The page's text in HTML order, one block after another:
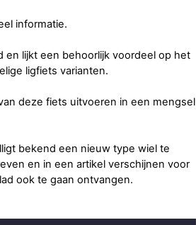
informatie.
en lijkt een behoorlijk voordeel op het
ligfiets varianten.
deze fiets uitvoeren in een mengsel
bekend een nieuw type wiel te
en in een artikel verschijnen voor
ook te gaan ontvangen.